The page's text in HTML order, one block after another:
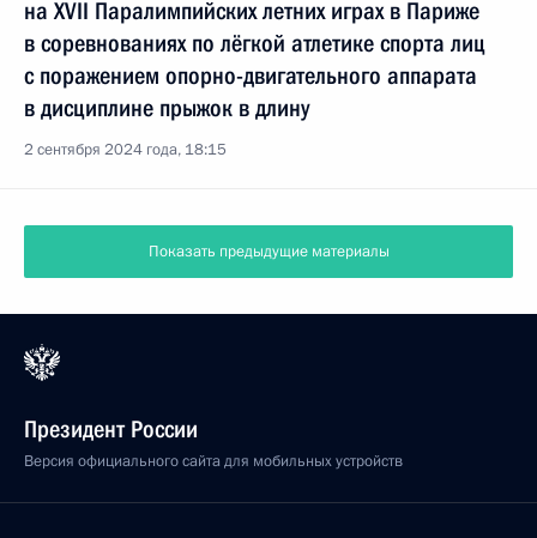
на XVII Паралимпийских летних играх в Париже
в соревнованиях по лёгкой атлетике спорта лиц
с поражением опорно-двигательного аппарата
в дисциплине прыжок в длину
2 сентября 2024 года, 18:15
Показать предыдущие материалы
Президент России
Версия официального сайта для мобильных устройств